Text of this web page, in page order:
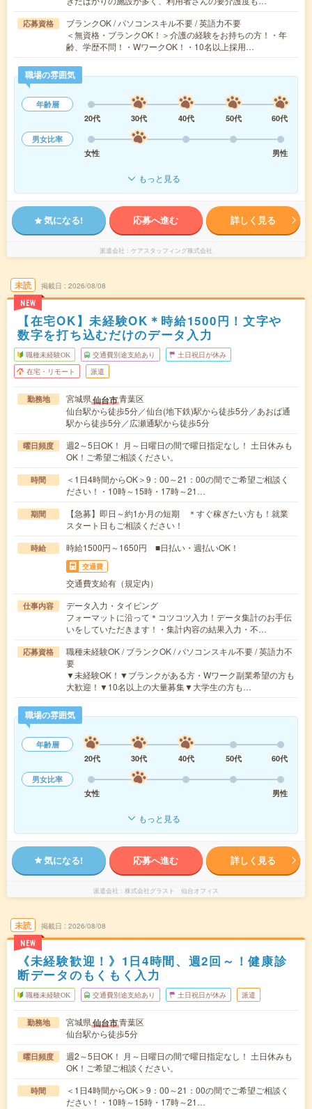
応募資格
ブランクOK / パソコンスキル不要 / 英語力不要
＜無資格・ブランクOK！＞介護の経験をお持ちの方！・年
齢、学歴不問！・WワークOK！・10名以上採用…
職場の雰囲気
年齢層
20代
30代 40代 50代
60代
男女比率
女性
男性
もっと見る
気になる! 応募へ進む 詳しく見る
派遣会社 ケアスタッフィング株式会社
未読
NEW
掲載日 2026/08/08
【在宅OK】未経験OK＊時給1500円！文字や
数字を打ち込むだけのデータ入力
職種未経験OK 交通費別途支給あり 土日祝日が休み
在宅・リモート 派遣
勤務地 宮城県仙台市青葉区
仙台駅から徒歩5分／仙台(地下鉄)駅から徒歩5分／あおば通
駅から徒歩5分／広瀬通駅から徒歩5分
曜日頻度
週2～5日OK！ 月～日曜日の間で曜日指定なし！ 土日休みも
OK！ご希望ご相談ください。
時間
＜1日4時間からOK＞9：00～21：00の間でご希望ご相談く
ださい！・10時～15時・17時～21…
期間
【急募】即日～約1か月の短期 ＊すぐ稼ぎたい方も！就業
スタート日もご相談ください！
時給 時給1500円～1650円 ■日払い・週払いOK！
交通費
交通費支給有（規定内）
仕事内容
データ入力・タイピング
フォーマットに沿って＊コツコツ入力！データ集計のお手伝
いをしていただきます！・集計内容の結果入力・不…
応募資格
職種未経験OK / ブランクOK / パソコンスキル不要 / 英語力不
要
▼未経験OK！▼ブランクがある方・Wワーク副業希望の方も
大歓迎！▼10名以上の大量募集▼大学生の方も…
職場の雰囲気
年齢層
20代
30代 40代 50代
60代
男女比率
女性
男性
もっと見る
気になる! 応募へ進む 詳しく見る
派遣会社 株式会社グラスト 仙台オフィス
未読
NEW
掲載日 2026/08/08
《未経験歓迎！》1日4時間、週2回～！健康診
断データのもくもく入力
職種未経験OK 交通費別途支給あり 土日祝日が休み 派遣
勤務地 宮城県仙台市青葉区
仙台駅から徒歩5分
曜日頻度
週2～5日OK！ 月～日曜日の間で曜日指定なし！ 土日休みも
OK！ご希望ご相談ください。
時間
＜1日4時間からOK＞9：00～21：00の間でご希望ご相談く
ださい！・10時～15時・17時～21…